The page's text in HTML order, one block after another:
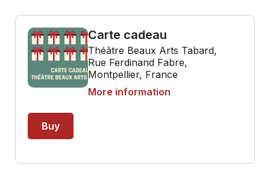
Carte cadeau
Théâtre Beaux Arts Tabard,
Rue Ferdinand Fabre,
Montpellier, France
More information
Buy